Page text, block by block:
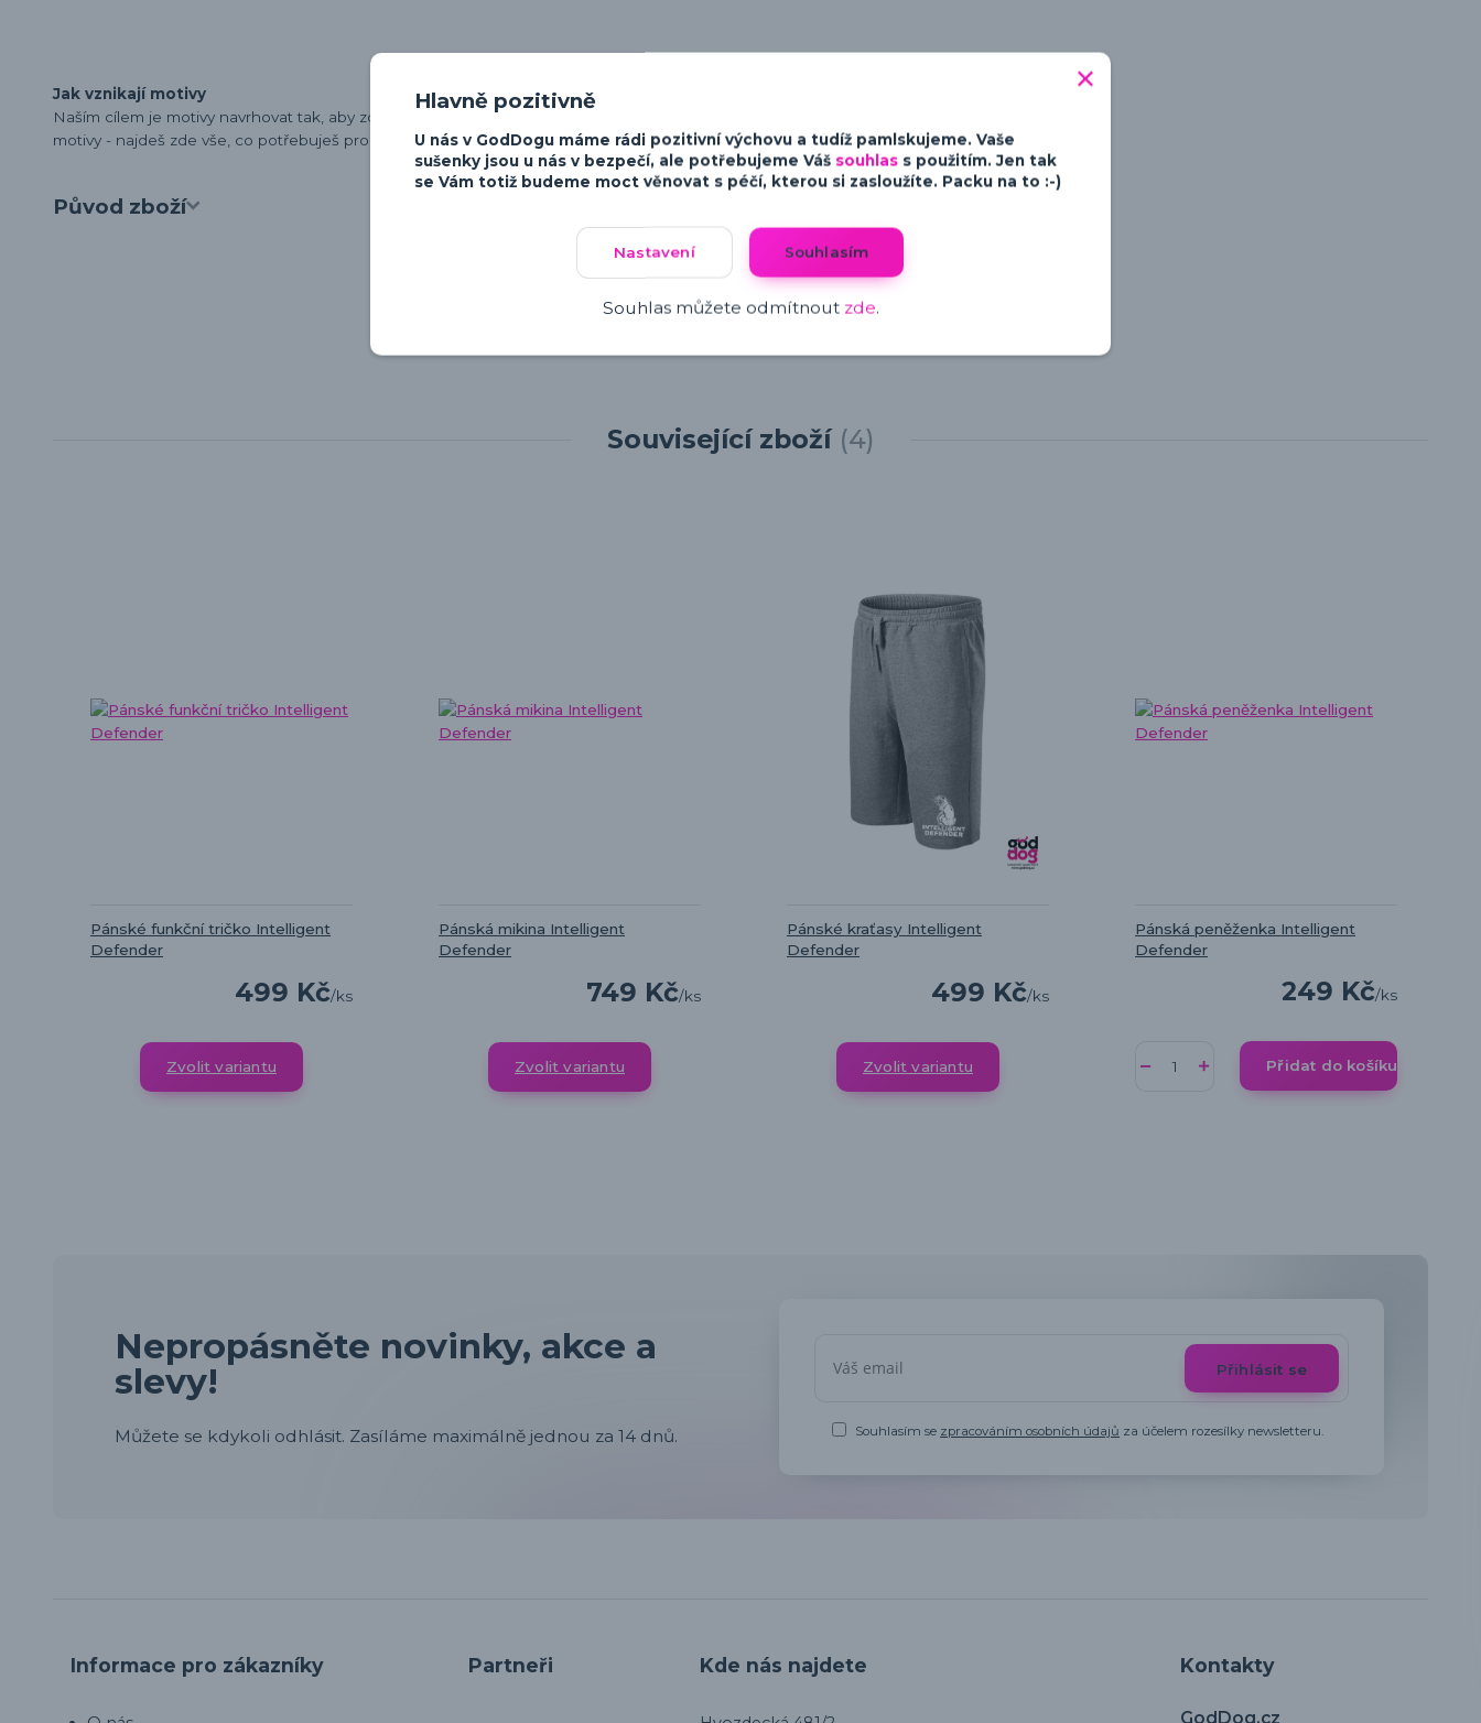
Jak vznikají motivy
Naším cílem je motivy navrhovat tak, aby zdůraznily osobnost a charakter psů. Od minimalistických a moderních designů po vtipné a hravé
motivy - najdeš zde vše, co potřebuješ pro vyjádření své lásky ke psům.
Původ zboží
Související zboží 4
Pánské funkční tričko Intelligent
Defender
499 Kč/ks
Zvolit variantu
Pánská mikina Intelligent
Defender
749 Kč/ks
Zvolit variantu
Pánské kraťasy Intelligent
Defender
499 Kč/ks
Zvolit variantu
Pánská peněženka Intelligent
Defender
249 Kč/ks
Přidat do košíku
Nepropásněte novinky, akce a
slevy!
Můžete se kdykoli odhlásit. Zasíláme maximálně jednou za 14 dnů.
Přihlásit se
Souhlasím se zpracováním osobních údajů za účelem rozesílky newsletteru.
Informace pro zákazníky Partneři Kde nás najdete Kontakty
GodDog.cz
Hlavně pozitivně
U nás v GodDogu máme rádi pozitivní výchovu a tudíž pamlskujeme. Vaše
sušenky jsou u nás v bezpečí, ale potřebujeme Váš souhlas s použitím. Jen tak
se Vám totiž budeme moct věnovat s péčí, kterou si zasloužíte. Packu na to :-)
Nastavení Souhlasím
Souhlas můžete odmítnout zde.